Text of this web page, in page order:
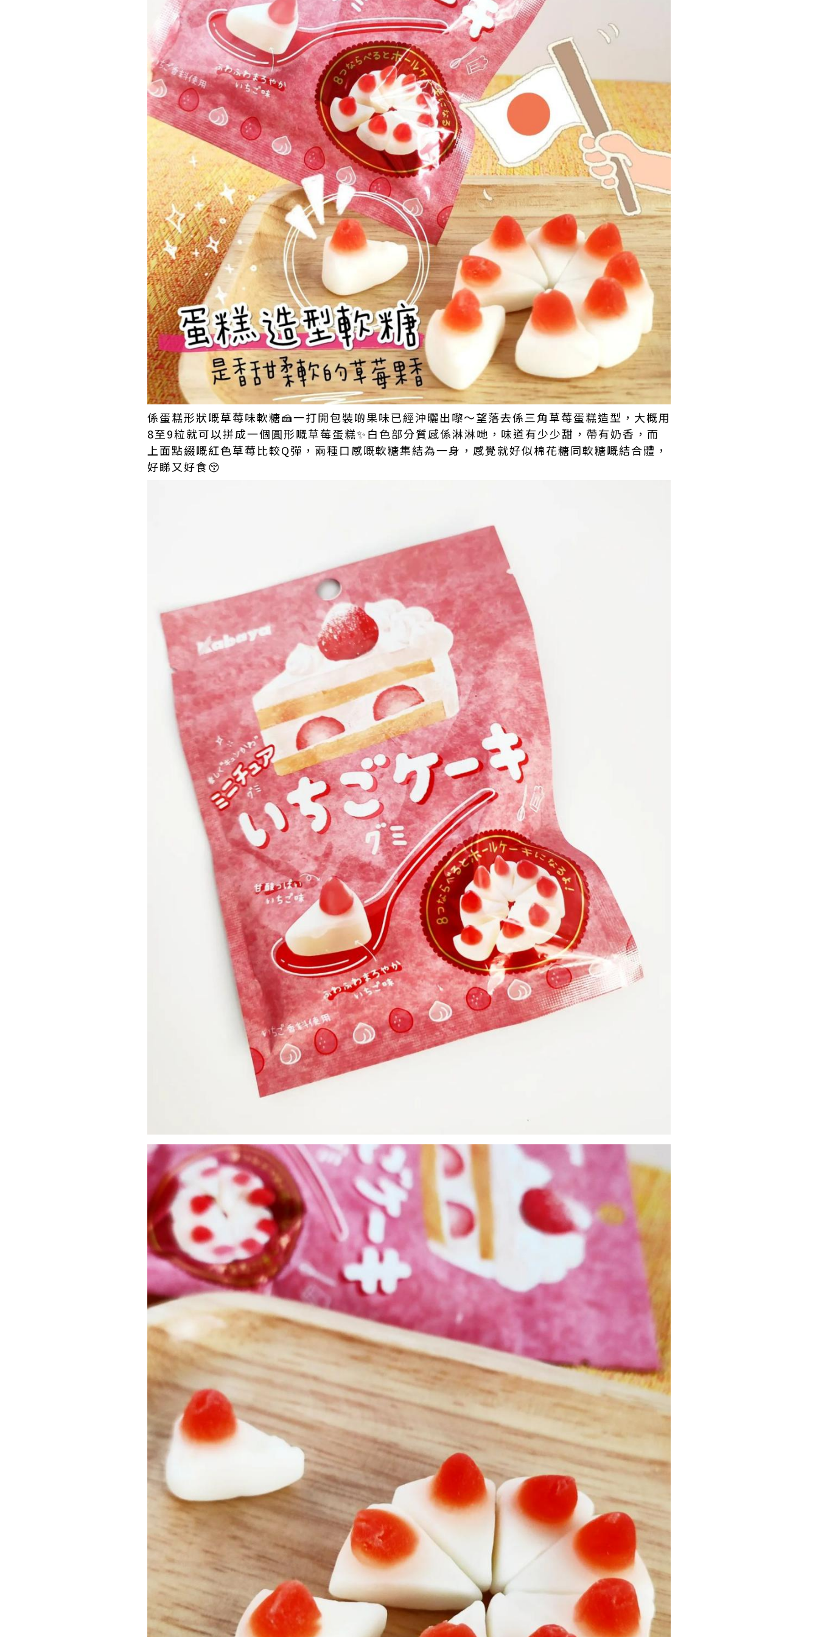
係蛋糕形狀嘅草莓味軟糖🍰一打開包裝啲果味已經沖曬出嚟～望落去係三角草莓蛋糕造型，大概用
8至9粒就可以拼成一個圓形嘅草莓蛋糕✨白色部分質感係淋淋哋，味道有少少甜，帶有奶香，而
上面點綴嘅紅色草莓比較Q彈，兩種口感嘅軟糖集結為一身，感覺就好似棉花糖同軟糖嘅結合體，
好睇又好食😚